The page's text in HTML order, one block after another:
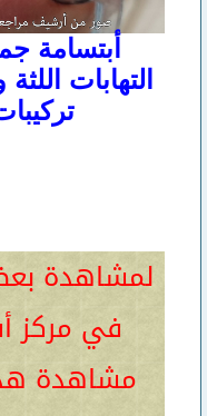
أبتسامة
التهابات
لمشاهدة
في مركز
مشاهدة